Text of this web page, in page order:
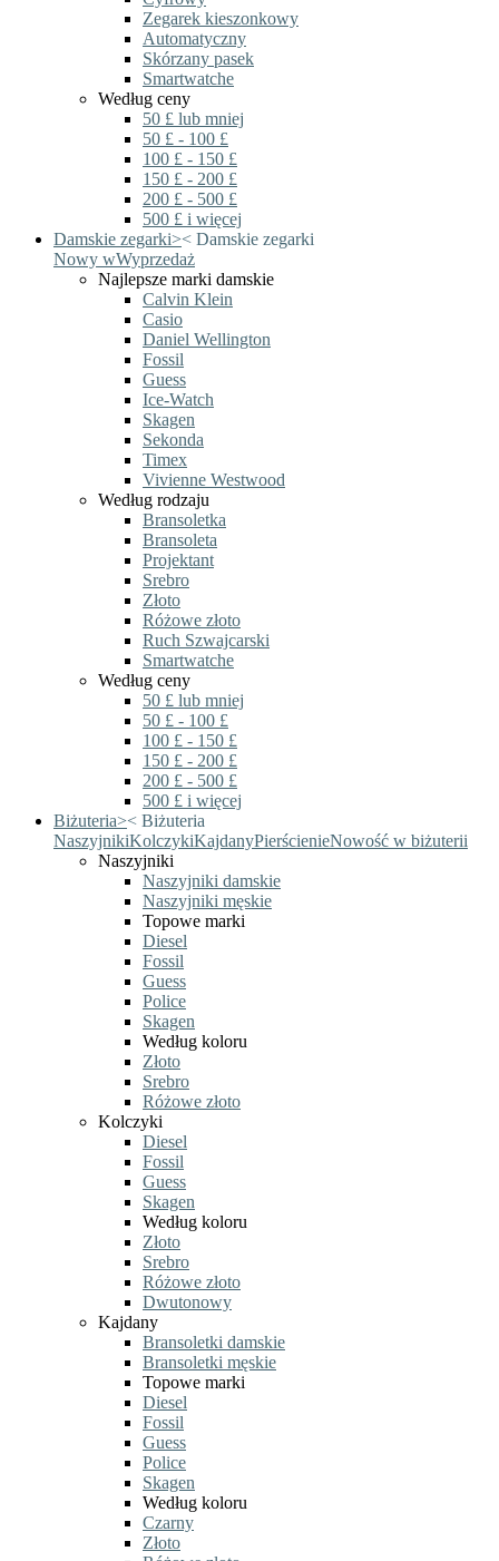
Zegarek kieszonkowy
Automatyczny
Skórzany pasek
Smartwatche
Według ceny
50 £ lub mniej
50 £ - 100 £
100 £ - 150 £
150 £ - 200 £
200 £ - 500 £
500 £ i więcej
Damskie zegarki>< Damskie zegarki
Nowy wWyprzedaż
Najlepsze marki damskie
Calvin Klein
Casio
Daniel Wellington
Fossil
Guess
Ice-Watch
Skagen
Sekonda
Timex
Vivienne Westwood
Według rodzaju
Bransoletka
Bransoleta
Projektant
Srebro
Złoto
Różowe złoto
Ruch Szwajcarski
Smartwatche
Według ceny
50 £ lub mniej
50 £ - 100 £
100 £ - 150 £
150 £ - 200 £
200 £ - 500 £
500 £ i więcej
Biżuteria>< Biżuteria
NaszyjnikiKolczykiKajdanyPierścienieNowość w biżuterii
Naszyjniki
Naszyjniki damskie
Naszyjniki męskie
Topowe marki
Diesel
Fossil
Guess
Police
Skagen
Według koloru
Złoto
Srebro
Różowe złoto
Kolczyki
Diesel
Fossil
Guess
Skagen
Według koloru
Złoto
Srebro
Różowe złoto
Dwutonowy
Kajdany
Bransoletki damskie
Bransoletki męskie
Topowe marki
Diesel
Fossil
Guess
Police
Skagen
Według koloru
Czarny
Złoto